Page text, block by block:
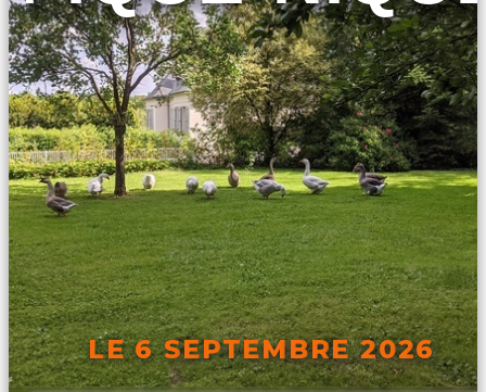
LE 6 SEPTEMBRE 2026